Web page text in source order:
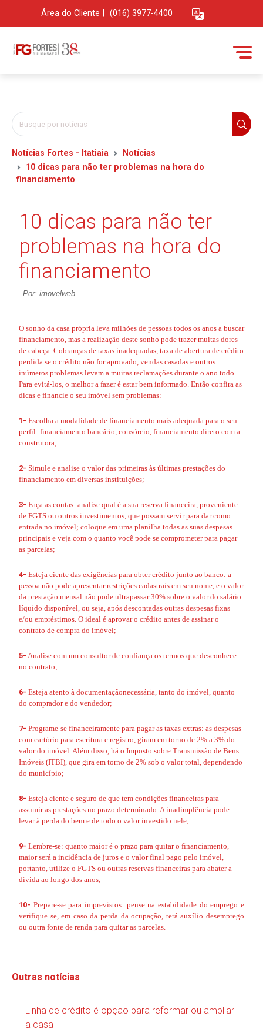
Área do Cliente (016) 3977-4400
Notícias Fortes - Itatiaia
Notícias
10 dicas para não ter problemas na hora do
financiamento
Outras notícias
Linha de crédito é opção para reformar ou ampliar
a casa
10 dicas para não ter
problemas na hora do
financiamento
Por: imovelweb
O sonho da casa própria leva milhões de pessoas todos os anos a buscar
financiamento, mas a realização deste sonho pode trazer muitas dores
de cabeça. Cobranças de taxas inadequadas, taxa de abertura de crédito
perdida se o crédito não for aprovado, vendas casadas e outros
inúmeros problemas levam a muitas reclamações durante o ano todo.
Para evitá-los, o melhor a fazer é estar bem informado. Então confira as
dicas e financie o seu imóvel sem problemas:
1- Escolha a modalidade de financiamento mais adequada para o seu
perfil: financiamento bancário, consórcio, financiamento direto com a
construtora;
2- Simule e analise o valor das primeiras às últimas prestações do
financiamento em diversas instituições;
3- Faça as contas: analise qual é a sua reserva financeira, proveniente
de FGTS ou outros investimentos, que possam servir para dar como
entrada no imóvel; coloque em uma planilha todas as suas despesas
principais e veja com o quanto você pode se comprometer para pagar
as parcelas;
4- Esteja ciente das exigências para obter crédito junto ao banco: a
pessoa não pode apresentar restrições cadastrais em seu nome, e o valor
da prestação mensal não pode ultrapassar 30% sobre o valor do salário
líquido disponível, ou seja, após descontadas outras despesas fixas
e/ou empréstimos. O ideal é aprovar o crédito antes de assinar o
contrato de compra do imóvel;
5- Analise com um consultor de confiança os termos que desconhece
no contrato;
6- Esteja atento à documentaçãonecessária, tanto do imóvel, quanto
do comprador e do vendedor;
7- Programe-se financeiramente para pagar as taxas extras: as despesas
com cartório para escritura e registro, giram em torno de 2% a 3% do
valor do imóvel. Além disso, há o Imposto sobre Transmissão de Bens
Imóveis (ITBI), que gira em torno de 2% sob o valor total, dependendo
do município;
8- Esteja ciente e seguro de que tem condições financeiras para
assumir as prestações no prazo determinado. A inadimplência pode
levar à perda do bem e de todo o valor investido nele;
9- Lembre-se: quanto maior é o prazo para quitar o financiamento,
maior será a incidência de juros e o valor final pago pelo imóvel,
portanto, utilize o FGTS ou outras reservas financeiras para abater a
dívida ao longo dos anos;
10- Prepare-se para imprevistos: pense na estabilidade do emprego e
verifique se, em caso da perda da ocupação, terá auxílio desemprego
ou outra fonte de renda para quitar as parcelas.